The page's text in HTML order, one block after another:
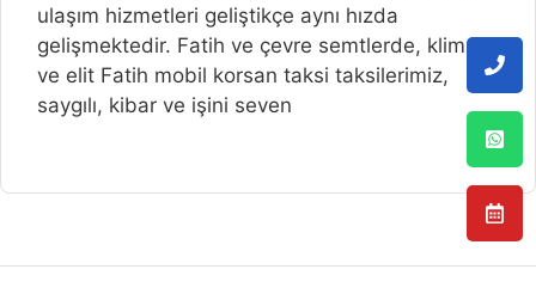
ulaşım hizmetleri geliştikçe aynı hızda
gelişmektedir. Fatih ve çevre semtlerde, klimalı
ve elit Fatih mobil korsan taksi taksilerimiz,
saygılı, kibar ve işini seven